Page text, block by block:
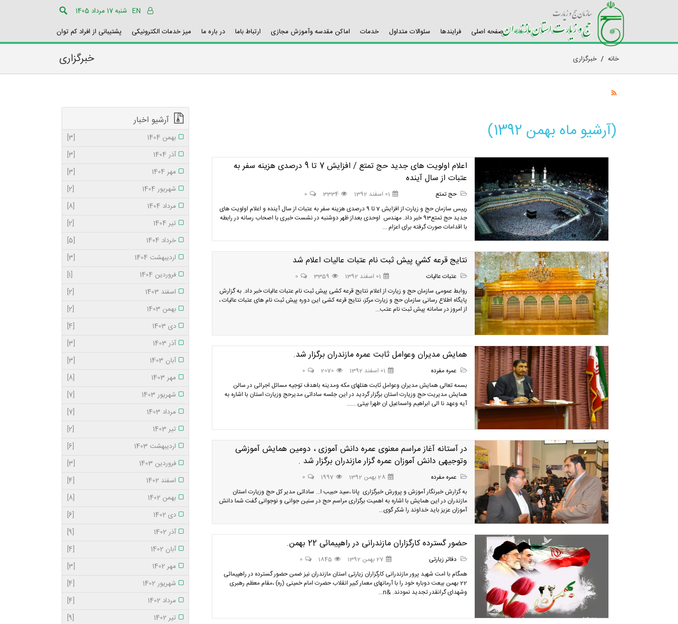
شنبه 17 مرداد 1405 EN
خانه
صفحه اصلی فرایندها سئوالات متداول خدمات اماکن مقدسه وآموزش مجازی ارتباط باما در باره ما میز خدمات الکترونیکی پشتیبانی از افراد کم توان
خبرگزاری خانه / خبرگزاری
(آرشیو ماه بهمن 1392)
اعلام اولویت های جدید حج تمتع / افزایش 7 تا 9 درصدی هزینه سفر به
عتبات از سال آینده
حج تمتع 01 اسفند 1392 3334
0
رییس سازمان حج و زیارت از افزایش 7 تا 9 درصدی هزینه سفر به عتبات از سال آینده و اعلام اولویت های
جدید حج تمتع93 خبر داد. مهندس اوحدی بعداز ظهر دوشنبه در نشست خبری با اصحاب رسانه در رابطه
با اقدامات صورت گرفته برای اعزام ...
نتايج قرعه کشي پیش ثبت نام عتبات عاليات اعلام شد
عتبات عالیات 01 اسفند 1392 3359
0
روابط عمومی سازمان حج و زیارت از اعلام نتایج قرعه کشی پیش ثبت نام عتبات عالیات خبر داد. به گزارش
پایگاه اطلاع رسانی سازمان حج و زیارت مرکز، نتایج قرعه کشی این دوره پیش ثبت نام های عتبات عالیات ،
از امروز در سامانه پیش ثبت نام عتب...
همایش مدیران وعوامل ثابت عمره مازندران برگزار شد.
عمره مفرده 01 اسفند 1392 2070
0
بسمه تعالی همایش مدیران وعوامل ثابت هتلهای مکه ومدینه باهدف توجیه مسائل اجرائی در سالن
همایش مدیریت حج وزیارت استان برگزار گردید در این جلسه ساداتی مدیرحج وزیارت استان با اشاره به
آیه وعهد نا الی ابراهیم واسماعیل ان طهرا بیتی ......
در آستانه آغاز مراسم معنوی عمره دانش آموزی ، دومین همایش آموزشی
وتوجیهی دانش آموزان عمره گزار مازندران برگزار شد .
عمره مفرده 28 بهمن 1392 1997
0
به گزارش خبرنگار آموزش و پرورش خبرگزاری پانا ،سید حبیب ا... ساداتی مدیر کل حج وزیارت استان
مازندران در این همایش با اشاره به اهمیت برگزاری مراسم حج در سنین جوانی و نوجوانی گفت شما دانش
آموزان عزیز باید خداوند را شکر گوی...
حضور گسترده کارگزاران مازندرانی در راهپیمائی 22 بهمن.
دفاتر زیارتی 27 بهمن 1392 1845
0
همگام با امت شهید پرور مازندرانی کارگزاران زیارتی استان مازندران نیز ضمن حضور گسترده در راهپیمائی
22 بهمن بیعت دوباره خود را با آرمانهای معمار کبیر انقلاب حضرت امام خمینی (ره) ،مقام معظم رهبری
وشهدای گرانقدر تجدید نمودند. &n...
آرشیو اخبار
بهمن 1404
[3]
آذر 1404
[3]
مهر 1404
[3]
شهریور 1404
[2]
مرداد 1404
[8]
تیر 1404
[2]
خرداد 1404
[5]
اردیبهشت 1404
[3]
فروردین 1404
[1]
اسفند 1403
[2]
بهمن 1403
[2]
دی 1403
[4]
آذر 1403
[3]
آبان 1403
[3]
مهر 1403
[8]
شهریور 1403
[7]
مرداد 1403
[7]
تیر 1403
[2]
اردیبهشت 1403
[6]
فروردین 1403
[3]
اسفند 1402
[4]
بهمن 1402
[8]
دی 1402
[6]
آذر 1402
[9]
آبان 1402
[4]
مهر 1402
[3]
شهریور 1402
[4]
مرداد 1402
[4]
تیر 1402
[9]